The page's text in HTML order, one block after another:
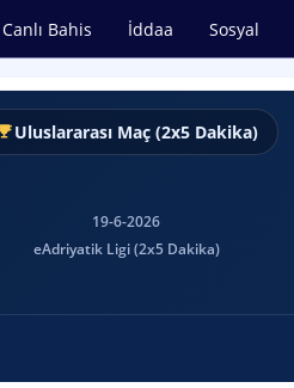
Canlı Bahis İddaa Sosyal
Uluslararası Maç (2x5 Dakika)
19-6-2026
eAdriyatik Ligi (2x5 Dakika)